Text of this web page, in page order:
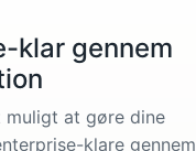
klar gennem
muligt at gøre dine
klare gennem